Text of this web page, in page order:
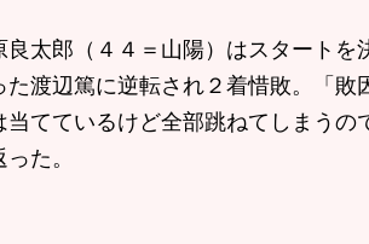
太郎（４４＝山陽）はスタートを
た渡辺篤に逆転され２着惜敗。「敗
当てているけど全部跳ねてしまう
た。